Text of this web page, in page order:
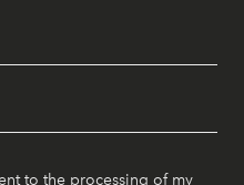
to the processing of my